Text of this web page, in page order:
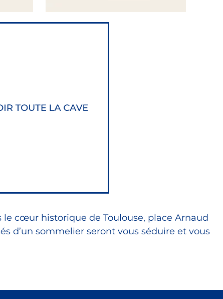
le cœur historique de Toulouse, place Arnaud
d’un sommelier seront vous séduire et vous